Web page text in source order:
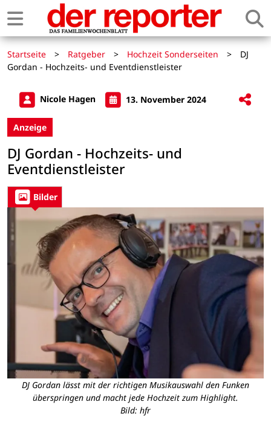
Startseite > Ratgeber > Hochzeit Sonderseiten >
DJ
Gordan - Hochzeits- und Eventdienstleister
Nicole Hagen 13. November 2024
Anzeige
DJ Gordan - Hochzeits- und
Eventdienstleister
Bilder
DJ Gordan lässt mit der richtigen Musikauswahl den Funken
überspringen und macht jede Hochzeit zum Highlight.
Bild: hfr